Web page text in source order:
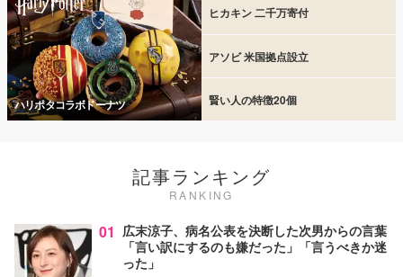
ハリポタコラボドーナツ
ヒカキン 二千万寄付
アソビ 米国拠点設立
賢い人の特徴20個
記事ランキング
RANKING
01 広末涼子、病名公表を決断した次男からの言葉
「言い訳にするのも嫌だった」「言うべきか迷
った」